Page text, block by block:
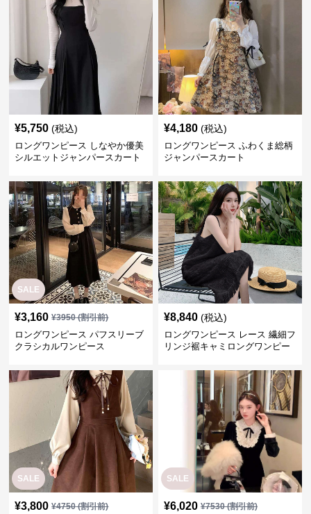
¥5,750 (税込)
ロングワンピース しなやか優美
シルエットジャンパースカート
¥4,180 (税込)
ロングワンピース ふわくま総柄
ジャンパースカート
SALE
¥3,160 ¥3950(割引前)
ロングワンピース パフスリーブ
クラシカルワンピース
¥8,840 (税込)
ロングワンピース レース 繊細フ
リンジ裾キャミロングワンピー
SALE
¥3,800 ¥4750(割引前)
SALE
¥6,020 ¥7530(割引前)